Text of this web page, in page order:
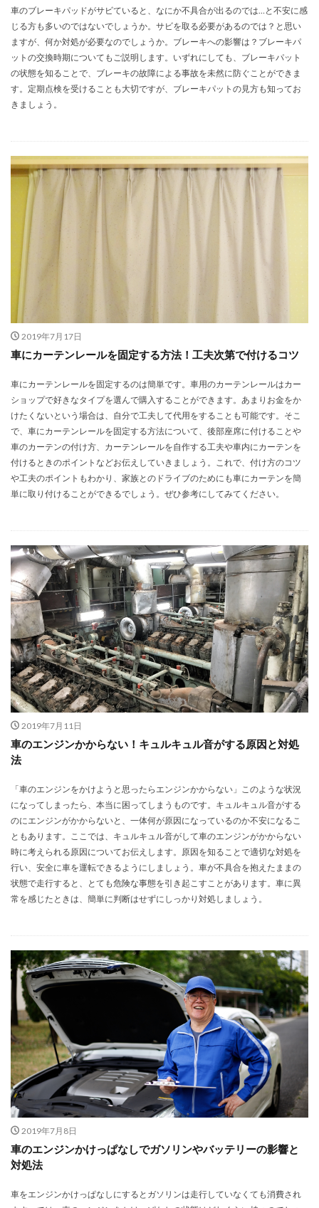
車のブレーキパッドがサビていると、なにか不具合が出るのでは…と不安に感
じる方も多いのではないでしょうか。サビを取る必要があるのでは？と思い
ますが、何か対処が必要なのでしょうか。ブレーキへの影響は？ブレーキパ
ットの交換時期についてもご説明します。いずれにしても、ブレーキパット
の状態を知ることで、ブレーキの故障による事故を未然に防ぐことができま
す。定期点検を受けることも大切ですが、ブレーキパットの見方も知ってお
きましょう。
2019年7月17日
車にカーテンレールを固定する方法！工夫次第で付けるコツ
車にカーテンレールを固定するのは簡単です。車用のカーテンレールはカー
ショップで好きなタイプを選んで購入することができます。あまりお金をか
けたくないという場合は、自分で工夫して代用をすることも可能です。そこ
で、車にカーテンレールを固定する方法について、後部座席に付けることや
車のカーテンの付け方、カーテンレールを自作する工夫や車内にカーテンを
付けるときのポイントなどお伝えしていきましょう。これで、付け方のコツ
や工夫のポイントもわかり、家族とのドライブのためにも車にカーテンを簡
単に取り付けることができるでしょう。ぜひ参考にしてみてください。
2019年7月11日
車のエンジンかからない！キュルキュル音がする原因と対処
法
「車のエンジンをかけようと思ったらエンジンかからない」このような状況
になってしまったら、本当に困ってしまうものです。キュルキュル音がする
のにエンジンがかからないと、一体何が原因になっているのか不安になるこ
ともあります。ここでは、キュルキュル音がして車のエンジンがかからない
時に考えられる原因についてお伝えします。原因を知ることで適切な対処を
行い、安全に車を運転できるようにしましょう。車が不具合を抱えたままの
状態で走行すると、とても危険な事態を引き起こすことがあります。車に異
常を感じたときは、簡単に判断はせずにしっかり対処しましょう。
2019年7月8日
車のエンジンかけっぱなしでガソリンやバッテリーの影響と
対処法
車をエンジンかけっぱなしにするとガソリンは走行していなくても消費され